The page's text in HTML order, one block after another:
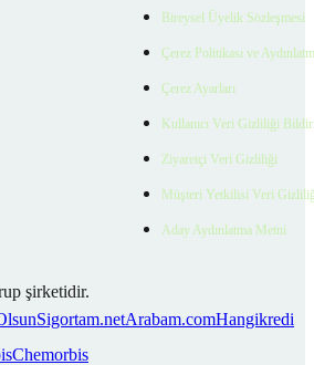
Bireysel Üyelik Sözleşmesi
Çerez Politikası ve
Çerez Ayarları
Kullanıcı Veri Gizliliği
Ziyaretçi Veri Gizliliği
Müşteri Yetkilisi Veri
Aday Aydınlatma Metni
şirketidir.
Sigortam.netArabam.comHangikredi
Chemorbis